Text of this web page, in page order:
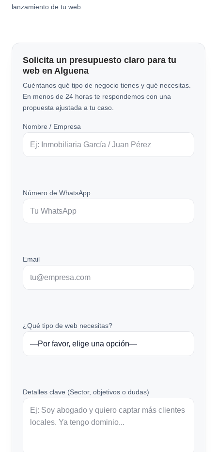
lanzamiento de tu web.
Solicita un presupuesto claro para tu
web en Alguena
Cuéntanos qué tipo de negocio tienes y qué necesitas.
En menos de 24 horas te respondemos con una
propuesta ajustada a tu caso.
Nombre / Empresa
Número de WhatsApp
Email
¿Qué tipo de web necesitas?
Detalles clave (Sector, objetivos o dudas)